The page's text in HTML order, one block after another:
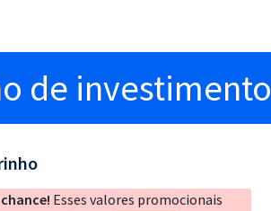
de investimento
Esses valores promocionais